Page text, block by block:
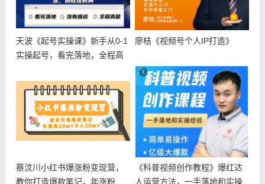
天波《起号实操课》新手从0-1
实操起号，看完落地，全程高
廖桔《视频号个人IP打造》
蔡汶川小红书爆涨粉变现营，
教你打造爆款笔记，年涨粉
《科普视频创作教程》爆红达
人运营方法，一手落地和实操